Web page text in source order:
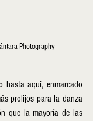
Photography
hasta aquí, enmarcado
prolijos para la danza
que la mayoría de las